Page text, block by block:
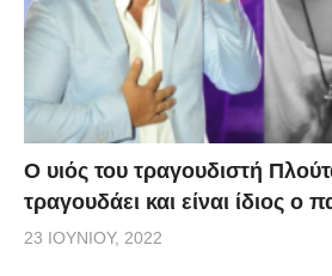
O υιός του τραγουδιστή
τραγουδάει και είναι ίδιος ο
23 ΙΟΥΝΊΟΥ, 2022